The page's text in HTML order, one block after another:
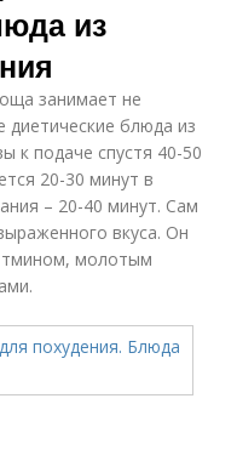
из
занимает не
блюда из
к подаче спустя 40-50
20-30 минут в
– 20-40 минут. Сам
вкуса. Он
тмином, молотым